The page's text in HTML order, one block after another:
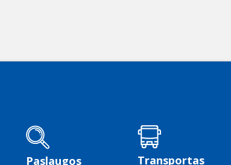
Paslaugos Transportas